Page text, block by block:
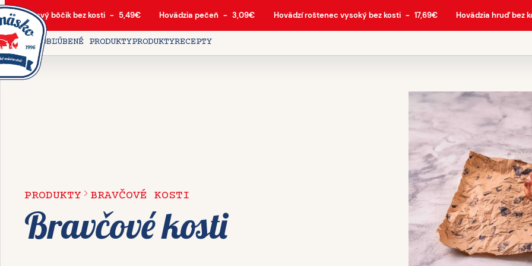
Bravčový bôčik bez kosti - 5,49€ Hovädzia pečeň - 3,09€ Hovädzí roštenec vysoký bez kosti - 17,69€ Hovädzia hruď bez
DOMOVOBĽÚBENÉ PRODUKTYPRODUKTYRECEPTY
PRODUKTY BRAVČOVÉ KOSTI
Bravčové kosti